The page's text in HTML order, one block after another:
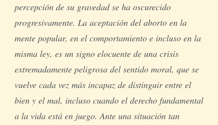
percepción de su gravedad se ha oscurecido
progresivamente. La aceptación del aborto en la
mente popular, en el comportamiento e incluso en la
misma ley, es un signo elocuente de una crisis
extremadamente peligrosa del sentido moral, que se
vuelve cada vez más incapaz de distinguir entre el
bien y el mal, incluso cuando el derecho fundamental
a la vida está en juego. Ante una situación tan